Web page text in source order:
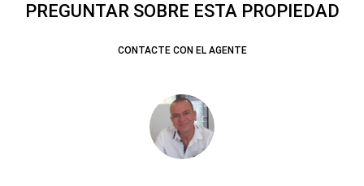
PREGUNTAR SOBRE ESTA PROPIEDAD
CONTACTE CON EL AGENTE